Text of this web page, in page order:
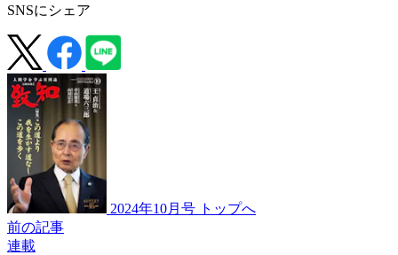
SNSにシェア
2024年10月号 トップへ
前の記事
連載